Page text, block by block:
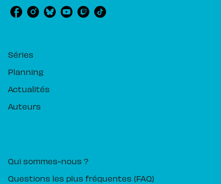
Séries
Planning
Actualités
Auteurs
Qui sommes-nous ?
Questions les plus fréquentes (FAQ)